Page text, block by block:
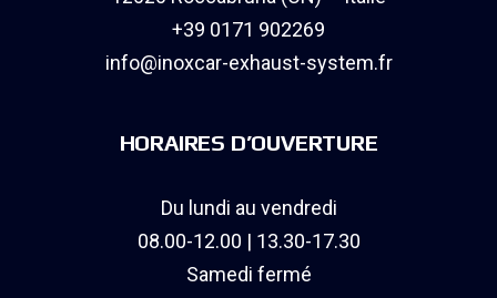
+39 0171 902269
info@inoxcar-exhaust-system.fr
HORAIRES D’OUVERTURE
Du lundi au vendredi
08.00-12.00 | 13.30-17.30
Samedi fermé